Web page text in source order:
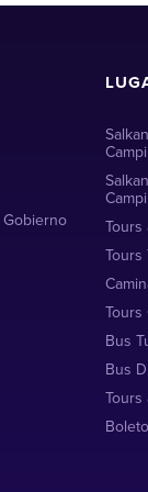
Tours
Tours
Bus
Bus
Tours